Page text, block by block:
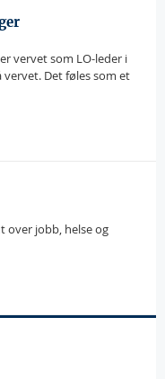
vervet som LO-leder i
vervet. Det føles som et
over jobb, helse og